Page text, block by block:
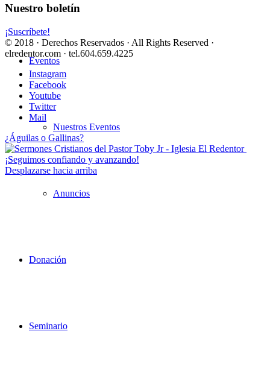
Eventos
Nuestros Eventos
Anuncios
Donación
Seminario
Nuestro boletín
¡Suscríbete!
© 2018 · Derechos Reservados · All Rights Reserved ·
elredentor.com · tel.604.659.4225
Instagram
Facebook
Youtube
Twitter
Mail
¿Águilas o Gallinas?
¡Seguimos confiando y avanzando!
Desplazarse hacia arriba